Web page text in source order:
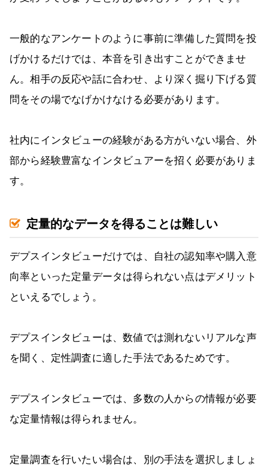
一般的なアンケートのように事前に準備した質問を投
げかけるだけでは、本音を引き出すことができませ
ん。相手の反応や話に合わせ、より深く掘り下げる質
問をその場でなげかけなける必要があります。
社内にインタビューの経験がある方がいない場合、外
部から経験豊富なインタビュアーを招く必要がありま
す。
定量的なデータを得ることは難しい
デプスインタビューだけでは、自社の認知率や購入意
向率といった定量データは得られない点はデメリット
といえるでしょう。
デプスインタビューは、数値では測れないリアルな声
を聞く、定性調査に適した手法であるためです。
デプスインタビューでは、多数の人からの情報が必要
な定量情報は得られません。
定量調査を行いたい場合は、別の手法を選択しましょ